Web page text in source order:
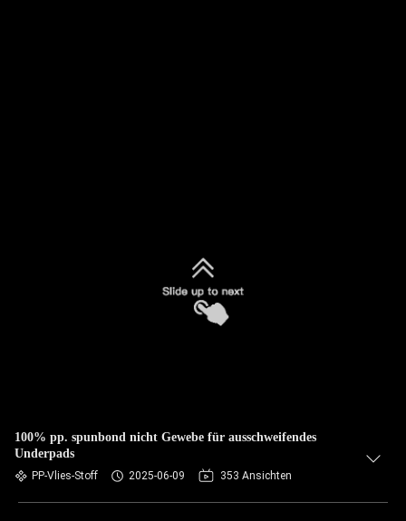
100% pp. spunbond nicht Gewebe für ausschweifendes
Underpads
PP-Vlies-Stoff 2025-06-09 353 Ansichten